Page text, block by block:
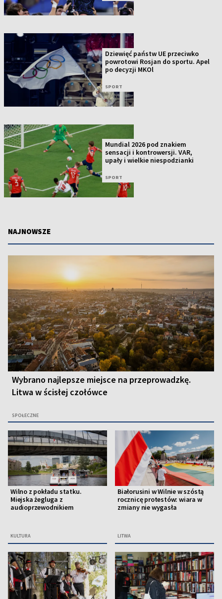
Dziewięć państw UE przeciwko
powrotowi Rosjan do sportu. Apel
po decyzji MKOl
SPORT
Mundial 2026 pod znakiem
sensacji i kontrowersji. VAR,
upały i wielkie niespodzianki
SPORT
NAJNOWSZE
Wybrano najlepsze miejsce na przeprowadzkę.
Litwa w ścisłej czołówce
SPOŁECZNE
Wilno z pokładu statku.
Miejska żegluga z
audioprzewodnikiem
KULTURA
Białorusini w Wilnie w szóstą
rocznicę protestów: wiara w
zmiany nie wygasła
LITWA